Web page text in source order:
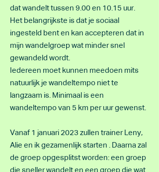
dat wandelt tussen 9.00 en 10.15 uur.
Het belangrijkste is dat je sociaal
ingesteld bent en kan accepteren dat in
mijn wandelgroep wat minder snel
gewandeld wordt.
Iedereen moet kunnen meedoen mits
natuurlijk je wandeltempo niet te
langzaam is. Minimaal is een
wandeltempo van 5 km per uur gewenst.
Vanaf 1 januari 2023 zullen trainer Leny,
Alie en ik gezamenlijk starten . Daarna zal
de groep opgesplitst worden: een groep
die sneller wandelt en een groep die wat